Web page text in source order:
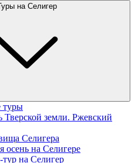
на Селигер
туры
Тверской земли. Ржевский
Селигера
осень на Селигере
тур на Селигер